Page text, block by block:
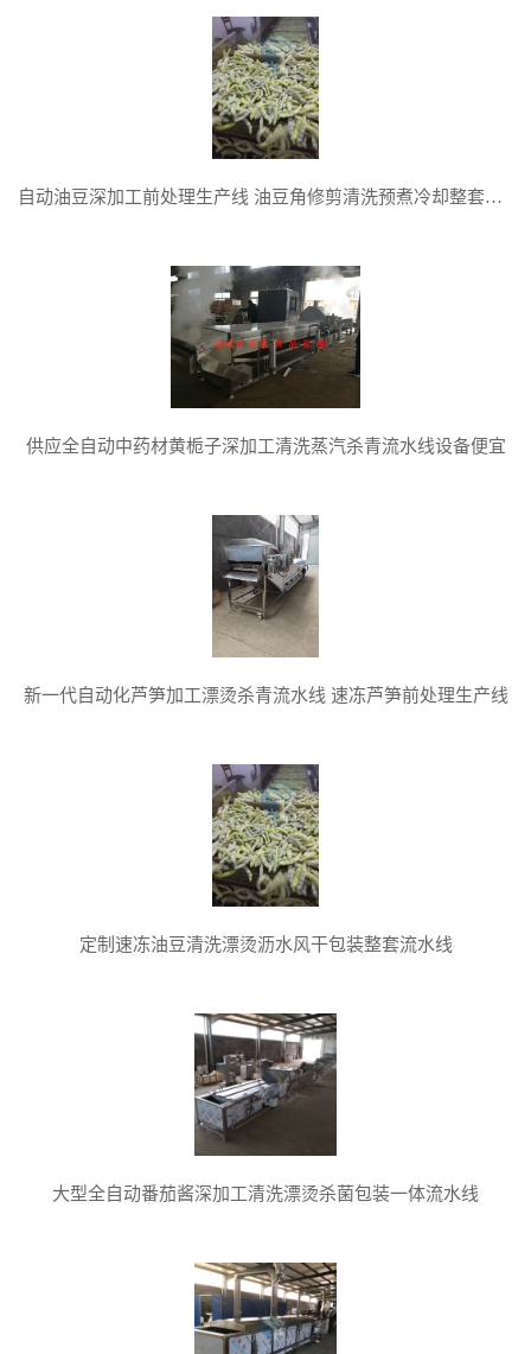
自动油豆深加工前处理生产线 油豆角修剪清洗预煮冷却整套流水线
供应全自动中药材黄栀子深加工清洗蒸汽杀青流水线设备便宜
新一代自动化芦笋加工漂烫杀青流水线 速冻芦笋前处理生产线
定制速冻油豆清洗漂烫沥水风干包装整套流水线
大型全自动番茄酱深加工清洗漂烫杀菌包装一体流水线